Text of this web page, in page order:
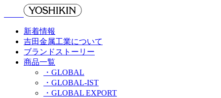
新着情報
吉田金属工業について
ブランドストーリー
商品一覧
・GLOBAL
・GLOBAL-IST
・GLOBAL EXPORT